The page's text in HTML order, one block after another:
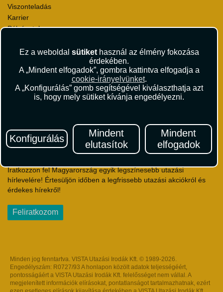
Ez a weboldal sütikethasznál az élmény fokozása
érdekében.
A „Mindent elfogadok”, gombra kattintva elfogadja a
cookie-irányelvünket.
A „Konfigurálás” gomb segítségével kiválaszthatja azt
is, hogy mely sütiket kívánja engedélyezni.
Konfigurálás
Mindent
elutasítok
Mindent
elfogadok
Viszonteladás
Karrier
Pályázatok
Környezettudatosság
Utazási Csomag Szerződési Feltételek
Útlemondás-biztosítás Szerződési Feltételek
Utasbiztosítás Szerződési Feltételek
Hírlevél
Iratkozzon fel Magyarország egyik legszínesebb utazási
hírlevelére! Értesüljön időben a legfrissebb utazási akciókról és
érdekes hírekről!
Feliratkozom
Minden jog fenntartva. VISTA Utazási Irodák Kft. © 1989-2026.
Engedélyszám: R0727/93 A honlapon közölt adatok teljességéért,
pontosságáért a VISTA Utazási Irodák Kft. felelősséget nem vállal. A
megjelenített információk elírásokat, pontatlanságot tartalmazhatnak, ezért